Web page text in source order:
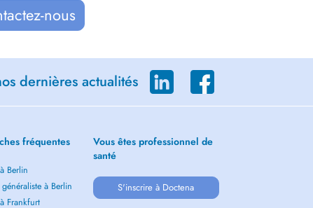
nous
dernières actualités
fréquentes
Berlin
à Berlin
Frankfurt
Vous êtes professionnel de
santé
S'inscrire à Doctena